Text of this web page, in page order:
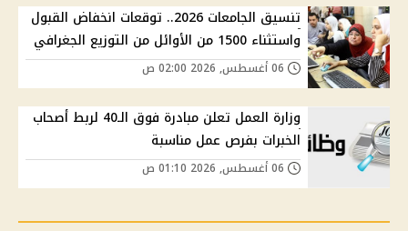
تنسيق الجامعات 2026.. توقعات انخفاض القبول
واستثناء 1500 من الأوائل من التوزيع الجغرافي
وزارة العمل تعلن مبادرة فوق الـ40 لربط أصحاب
الخبرات بفرص عمل مناسبة